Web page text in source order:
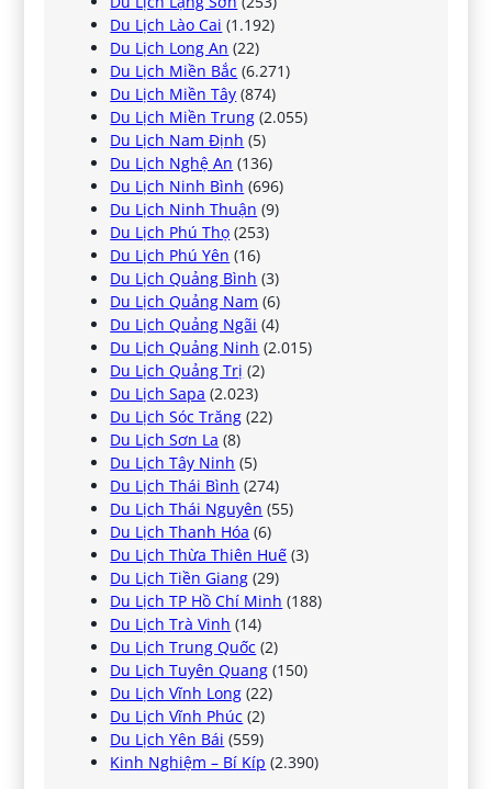
Du Lịch Lào Cai (1.192)
Du Lịch Long An (22)
Du Lịch Miền Bắc (6.271)
Du Lịch Miền Tây (874)
Du Lịch Miền Trung (2.055)
Du Lịch Nam Định (5)
Du Lịch Nghệ An (136)
Du Lịch Ninh Bình (696)
Du Lịch Ninh Thuận (9)
Du Lịch Phú Thọ (253)
Du Lịch Phú Yên (16)
Du Lịch Quảng Bình (3)
Du Lịch Quảng Nam (6)
Du Lịch Quảng Ngãi (4)
Du Lịch Quảng Ninh (2.015)
Du Lịch Quảng Trị (2)
Du Lịch Sapa (2.023)
Du Lịch Sóc Trăng (22)
Du Lịch Sơn La (8)
Du Lịch Tây Ninh (5)
Du Lịch Thái Bình (274)
Du Lịch Thái Nguyên (55)
Du Lịch Thanh Hóa (6)
Du Lịch Thừa Thiên Huế (3)
Du Lịch Tiền Giang (29)
Du Lịch TP Hồ Chí Minh (188)
Du Lịch Trà Vinh (14)
Du Lịch Trung Quốc (2)
Du Lịch Tuyên Quang (150)
Du Lịch Vĩnh Long (22)
Du Lịch Vĩnh Phúc (2)
Du Lịch Yên Bái (559)
Kinh Nghiệm – Bí Kíp (2.390)